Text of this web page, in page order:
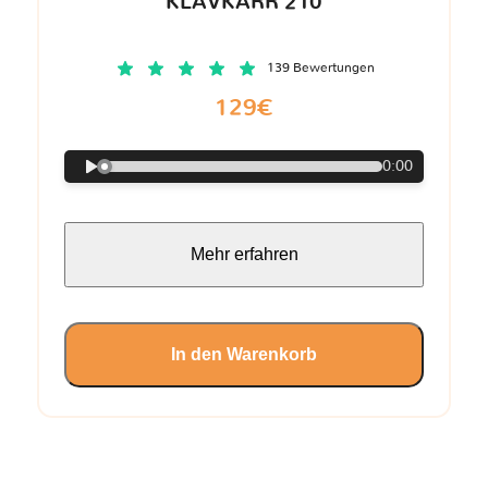
139 Bewertungen
129€
0:00
Mehr erfahren
In den Warenkorb